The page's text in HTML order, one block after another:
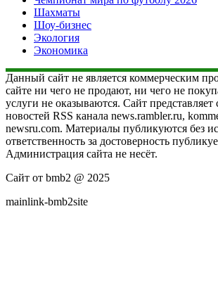
Шахматы
Шоу-бизнес
Экология
Экономика
Данный сайт не является коммерческим
сайте ни чего не продают, ни чего не
услуги не оказываются. Сайт представляет
новостей RSS канала news.rambler.ru,
newsru.com. Материалы публикуются без
ответственность за достоверность
Администрация сайта не несёт.
Сайт от bmb2 @ 2025
mainlink-bmb2site